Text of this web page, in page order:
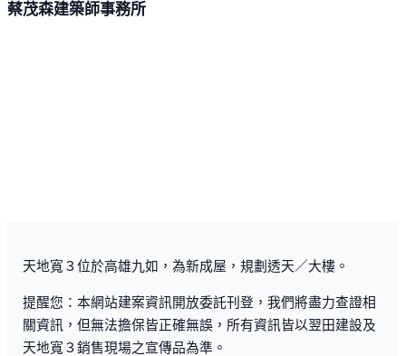
蔡茂森建築師事務所
天地寬３位於高雄九如，為新成屋，規劃透天／大樓。
提醒您：本網站建案資訊開放委託刊登，我們將盡力查證相
關資訊，但無法擔保皆正確無誤，所有資訊皆以翌田建設及
天地寬３銷售現場之宣傳品為準。